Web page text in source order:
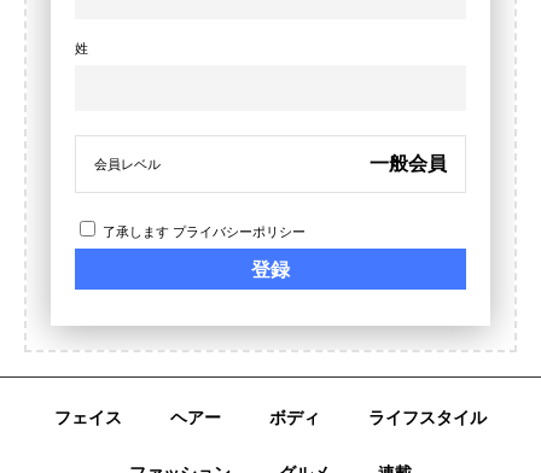
姓
会員レベル 一般会員
了承します プライバシーポリシー
フェイス ヘアー ボディ ライフスタイル